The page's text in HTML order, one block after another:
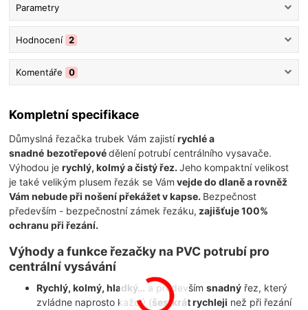
Parametry
Hodnocení 2
Komentáře 0
Kompletní specifikace
Důmyslná řezačka trubek Vám zajistírychlé a
snadné bezotřepovédělení potrubí centrálního vysavače.
Výhodou jerychlý, kolmý a čistý řez.Jeho kompaktní velikost
je také velikým plusem řezák se Vám vejde do dlaně a rovněž
Vám nebude při nošení překážet v kapse. Bezpečnost
především - bezpečnostní zámek řezáku, zajišťuje 100%
ochranu při řezání.
Výhody a funkce řezačky na PVC potrubí pro
centrální vysávání
Rychlý, kolmý, hladký… a předevšímsnadný řez, který
zvládne naprosto každý (šestkrát rychleji než při řezání